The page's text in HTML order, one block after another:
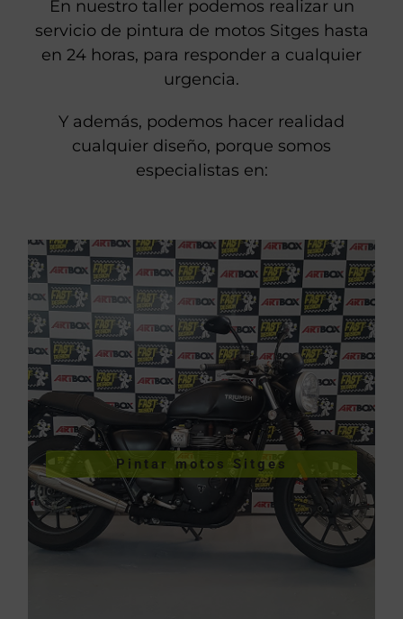
En nuestro taller podemos realizar un
servicio de pintura de motos Sitges hasta
en 24 horas, para responder a cualquier
cualquier diseño, porque somos
especialistas en: